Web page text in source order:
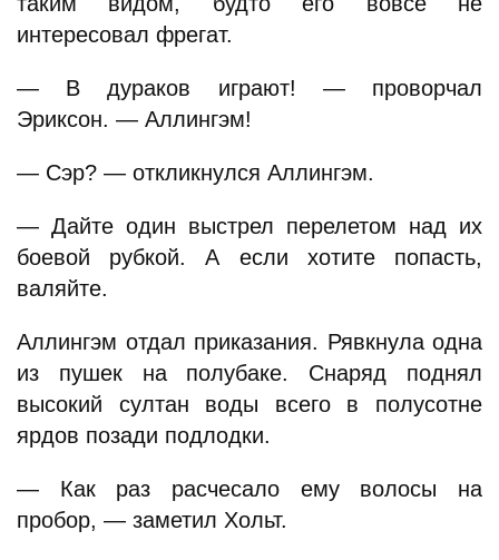
интересовал фрегат.
— В дураков играют! — проворчал
Эриксон. — Аллингэм!
— Сэр? — откликнулся Аллингэм.
— Дайте один выстрел перелетом над их
боевой рубкой. А если хотите попасть,
валяйте.
Аллингэм отдал приказания. Рявкнула одна
из пушек на полубаке. Снаряд поднял
высокий султан воды всего в полусотне
ярдов позади подлодки.
— Как раз расчесало ему волосы на
пробор, — заметил Хольт.